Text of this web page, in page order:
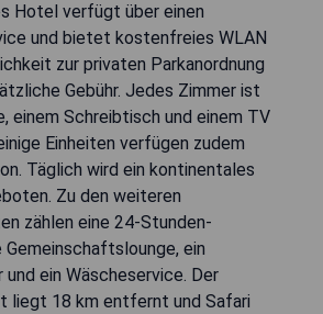
Hotel verfügt über einen
und bietet kostenfreies WLAN
zur privaten Parkanordnung
Gebühr. Jedes Zimmer ist
einem Schreibtisch und einem TV
Einheiten verfügen zudem
Täglich wird ein kontinentales
Zu den weiteren
zählen eine 24-Stunden-
Gemeinschaftslounge, ein
und ein Wäscheservice. Der
liegt 18 km entfernt und Safari